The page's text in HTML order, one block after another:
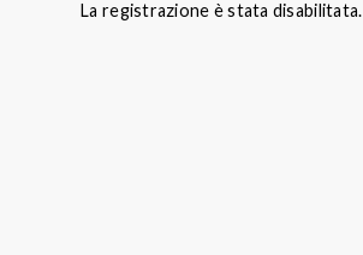
La registrazione è stata disabilitata.